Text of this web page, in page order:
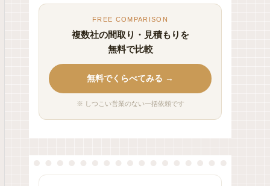
FREE COMPARISON
複数社の間取り・見積もりを
無料で比較
無料でくらべてみる →
※ しつこい営業のない一括依頼です